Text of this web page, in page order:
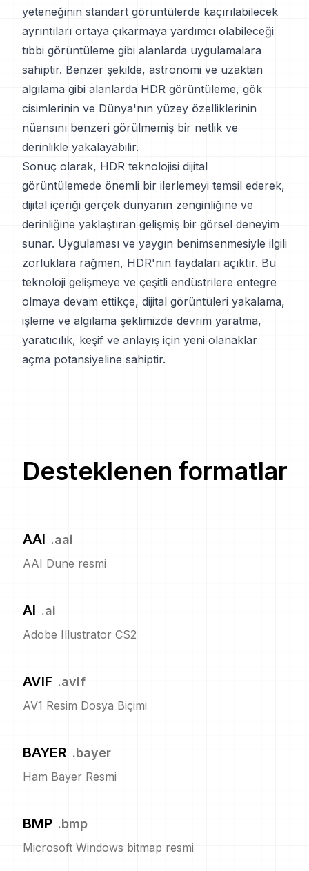
yeteneğinin standart görüntülerde kaçırılabilecek
ayrıntıları ortaya çıkarmaya yardımcı olabileceği
tıbbi görüntüleme gibi alanlarda uygulamalara
sahiptir. Benzer şekilde, astronomi ve uzaktan
algılama gibi alanlarda HDR görüntüleme, gök
cisimlerinin ve Dünya'nın yüzey özelliklerinin
nüansını benzeri görülmemiş bir netlik ve
derinlikle yakalayabilir.
Sonuç olarak, HDR teknolojisi dijital
görüntülemede önemli bir ilerlemeyi temsil ederek,
dijital içeriği gerçek dünyanın zenginliğine ve
derinliğine yaklaştıran gelişmiş bir görsel deneyim
sunar. Uygulaması ve yaygın benimsenmesiyle ilgili
zorluklara rağmen, HDR'nin faydaları açıktır. Bu
teknoloji gelişmeye ve çeşitli endüstrilere entegre
olmaya devam ettikçe, dijital görüntüleri yakalama,
işleme ve algılama şeklimizde devrim yaratma,
yaratıcılık, keşif ve anlayış için yeni olanaklar
açma potansiyeline sahiptir.
Desteklenen formatlar
AAI .aai
AAI Dune resmi
AI .ai
Adobe Illustrator CS2
AVIF .avif
AV1 Resim Dosya Biçimi
BAYER .bayer
Ham Bayer Resmi
BMP .bmp
Microsoft Windows bitmap resmi